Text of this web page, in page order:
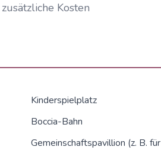
Kosten
Kinderspielplatz
Boccia-Bahn
Gemeinschaftspavillion (z. B. für